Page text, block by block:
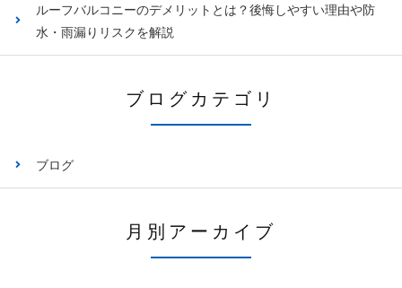
ルーフバルコニーのデメリットとは？後悔しやすい理由や防
水・雨漏りリスクを解説
ブログカテゴリ
ブログ
月別アーカイブ